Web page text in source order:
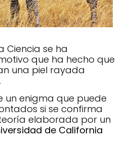
Ciencia se ha
que ha hecho que
una piel rayada
un enigma que puede
si se confirma
elaborada por un
de California